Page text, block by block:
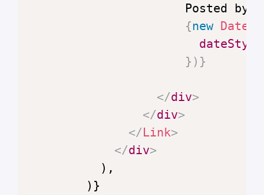
                      Posted by
{new Date
dateStyle
} ) }
</div>
</div>
</Link>
</div>